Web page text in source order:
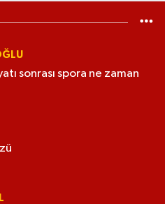
sonrası spora ne zaman